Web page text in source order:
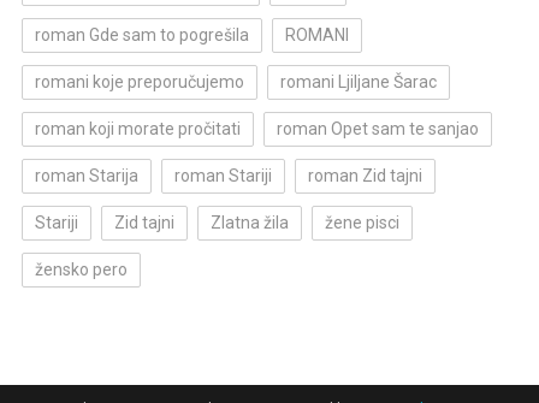
roman Gde sam to pogrešila ROMANI
romani koje preporučujemo romani Ljiljane Šarac
roman koji morate pročitati roman Opet sam te sanjao
roman Starija roman Stariji roman Zid tajni
Stariji Zid tajni Zlatna žila žene pisci
žensko pero